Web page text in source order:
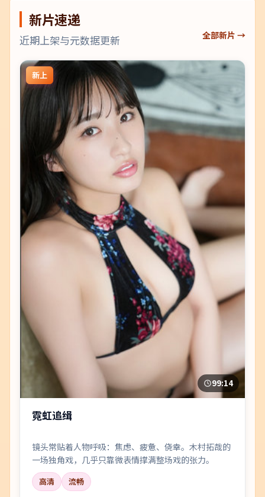
新片速递
近期上架与元数据更新 全部新片 →
新上
99:14
霓虹追缉
镜头常贴着人物呼吸：焦虑、疲惫、侥幸。木村拓哉的
一场独角戏，几乎只靠微表情撑满整场戏的张力。
高清
流畅